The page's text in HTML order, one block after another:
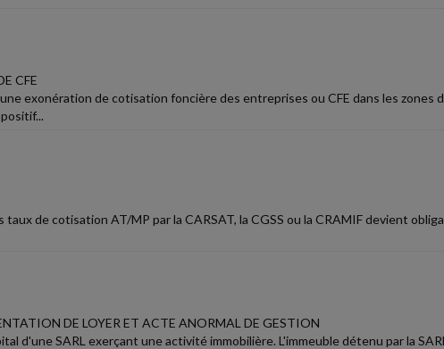
CFE
exonération de cotisation foncière des entreprises ou CFE dans les zones
de cotisation AT/MP par la CARSAT, la CGSS ou la CRAMIF devient
DE LOYER ET ACTE ANORMAL DE GESTION
d'une SARL exerçant une activité immobilière. L'immeuble détenu par la